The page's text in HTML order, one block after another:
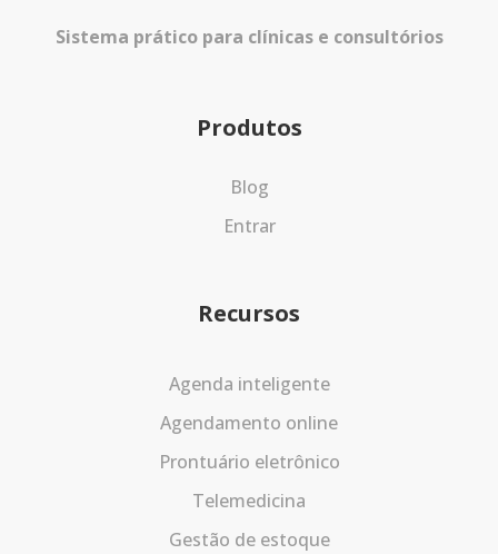
Sistema prático para clínicas e consultórios
Produtos
Blog
Entrar
Recursos
Agenda inteligente
Agendamento online
Prontuário eletrônico
Telemedicina
Gestão de estoque